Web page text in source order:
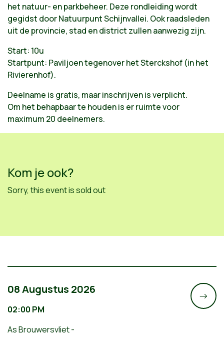
het natuur- en parkbeheer. Deze rondleiding wordt
gegidst door Natuurpunt Schijnvallei. Ook raadsleden
uit de provincie, stad en district zullen aanwezig zijn.
Start: 10u
Startpunt: Paviljoen tegenover het Sterckshof (in het
Rivierenhof).
Deelname is gratis, maar inschrijven is verplicht.
Om het behapbaar te houden is er ruimte voor
maximum 20 deelnemers.
Kom je ook?
Sorry, this event is sold out
08 Augustus 2026
02:00 PM
As Brouwersvliet -
->